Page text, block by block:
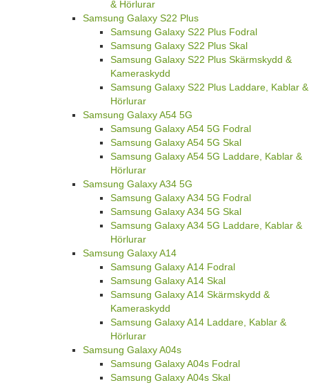
& Hörlurar
Samsung Galaxy S22 Plus
Samsung Galaxy S22 Plus Fodral
Samsung Galaxy S22 Plus Skal
Samsung Galaxy S22 Plus Skärmskydd &
Kameraskydd
Samsung Galaxy S22 Plus Laddare, Kablar &
Hörlurar
Samsung Galaxy A54 5G
Samsung Galaxy A54 5G Fodral
Samsung Galaxy A54 5G Skal
Samsung Galaxy A54 5G Laddare, Kablar &
Hörlurar
Samsung Galaxy A34 5G
Samsung Galaxy A34 5G Fodral
Samsung Galaxy A34 5G Skal
Samsung Galaxy A34 5G Laddare, Kablar &
Hörlurar
Samsung Galaxy A14
Samsung Galaxy A14 Fodral
Samsung Galaxy A14 Skal
Samsung Galaxy A14 Skärmskydd &
Kameraskydd
Samsung Galaxy A14 Laddare, Kablar &
Hörlurar
Samsung Galaxy A04s
Samsung Galaxy A04s Fodral
Samsung Galaxy A04s Skal